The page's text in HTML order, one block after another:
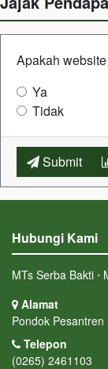
Apakah
Ya
Tidak
Submit
Hubungi Kami
MTs Serba Bakti
Alamat
Pondok Pesantren
Telepon
(0265) 2461103